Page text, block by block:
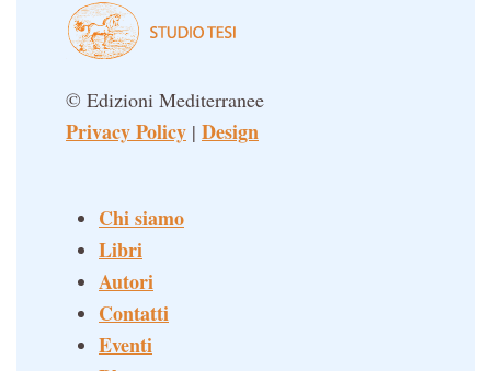
© Edizioni Mediterranee
Privacy Policy | Design
Chi siamo
Libri
Autori
Contatti
Eventi